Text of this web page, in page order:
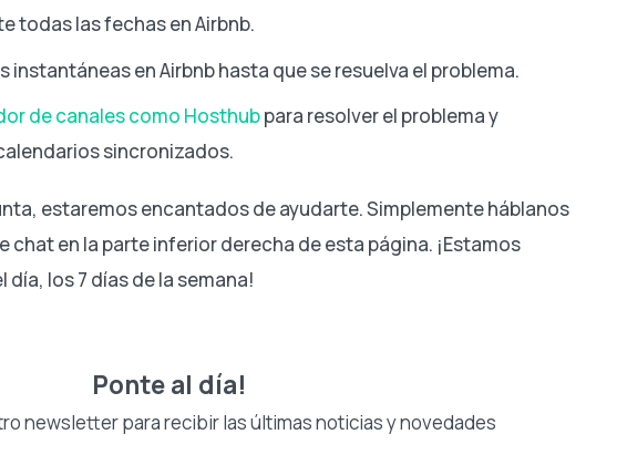
todas las fechas en Airbnb.
instantáneas en Airbnb hasta que se resuelva el problema.
de canales como Hosthubpara resolver el problema y
sincronizados.
estaremos encantados de ayudarte. Simplemente háblanos
chat en la parte inferior derecha de esta página. ¡Estamos
los 7 días de la semana!
Ponte al día!
newsletter para recibir las últimas noticias y novedades